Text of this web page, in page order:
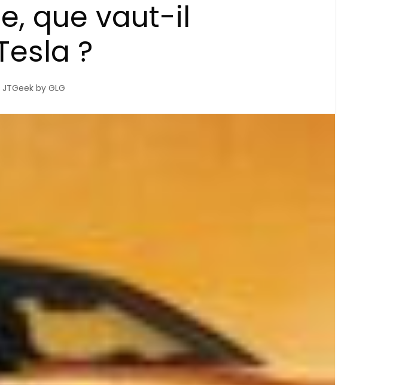
que vaut-il
?
JTGeek by GLG